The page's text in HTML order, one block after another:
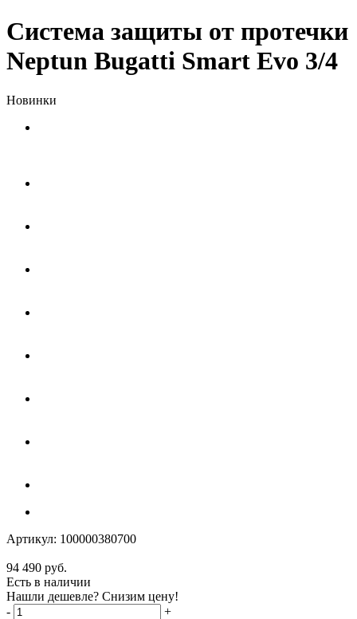
Система защиты от протечки
Neptun Bugatti Smart Evo 3/4
Новинки
Артикул: 100000380700
94 490 руб.
Есть в наличии
Нашли дешевле? Снизим цену!
-
+